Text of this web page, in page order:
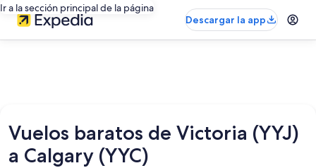
Ir a la sección principal de la página
Descargar la app
Vuelos baratos de Victoria (YYJ)
a Calgary (YYC)